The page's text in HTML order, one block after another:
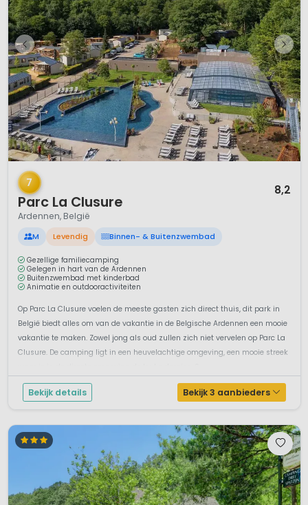
1 / 12
7
Parc La Clusure
8,2
Ardennen, België
M Levendig Binnen- & Buitenzwembad
Gezellige familiecamping
Gelegen in hart van de Ardennen
Buitenzwembad met kinderbad
Animatie en outdooractiviteiten
Op Parc La Clusure voelen de meeste gasten zich direct thuis, dit park in
België biedt alles om van de vakantie in de Belgische Ardennen een mooie
vakantie te maken. Zowel jong als oud zullen zich niet vervelen op Parc La
Clusure. De camping ligt in een heuvelachtige omgeving, een mooie streek
Bekijk details Bekijk 3 aanbieders